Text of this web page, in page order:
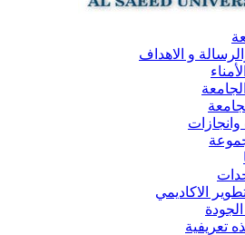
و الاهداف
الاكاديمي
تعريفية